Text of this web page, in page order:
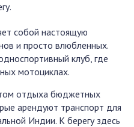
собой настоящую
и просто влюбленных.
клуб, где
мотоциклах.
отдыха бюджетных
арендуют транспорт для
Индии. К берегу здесь